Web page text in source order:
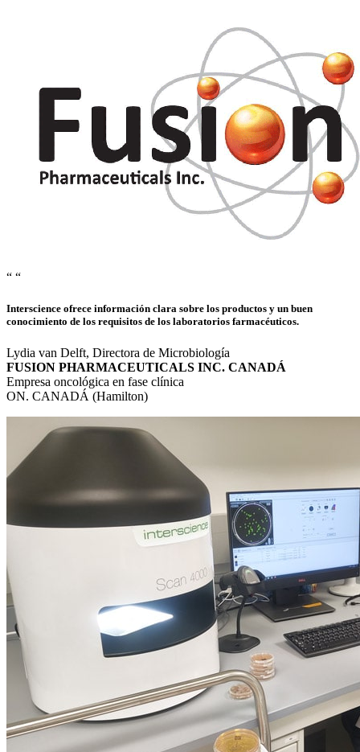
“ “
Interscience ofrece información clara sobre los productos y un buen
conocimiento de los requisitos de los laboratorios farmacéuticos.
Lydia van Delft, Directora de Microbiología
FUSION PHARMACEUTICALS INC. CANADÁ
Empresa oncológica en fase clínica
ON. CANADÁ (Hamilton)